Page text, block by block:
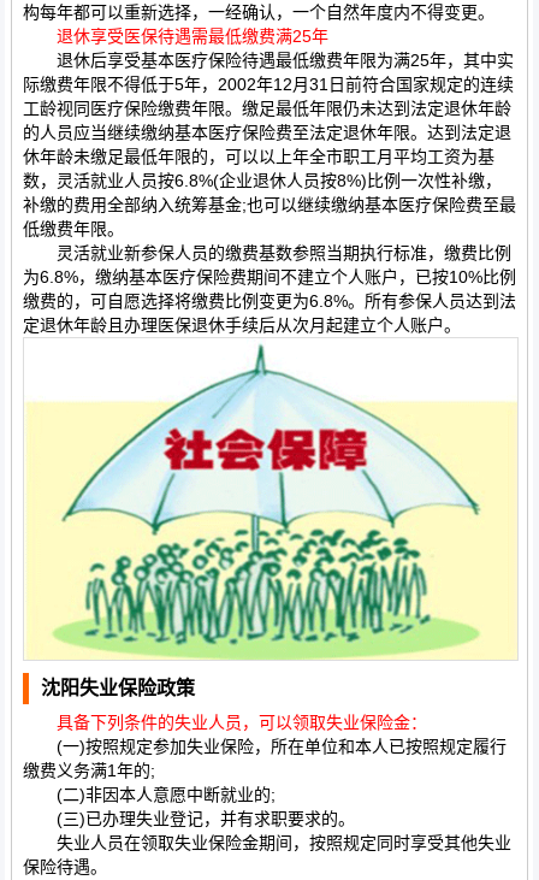
构每年都可以重新选择，一经确认，一个自然年度内不得变更。
退休享受医保待遇需最低缴费满25年
退休后享受基本医疗保险待遇最低缴费年限为满25年，其中实
际缴费年限不得低于5年，2002年12月31日前符合国家规定的连续
工龄视同医疗保险缴费年限。缴足最低年限仍未达到法定退休年龄
的人员应当继续缴纳基本医疗保险费至法定退休年限。达到法定退
休年龄未缴足最低年限的，可以以上年全市职工月平均工资为基
数，灵活就业人员按6.8%(企业退休人员按8%)比例一次性补缴，
补缴的费用全部纳入统筹基金;也可以继续缴纳基本医疗保险费至最
低缴费年限。
灵活就业新参保人员的缴费基数参照当期执行标准，缴费比例
为6.8%，缴纳基本医疗保险费期间不建立个人账户，已按10%比例
缴费的，可自愿选择将缴费比例变更为6.8%。所有参保人员达到法
定退休年龄且办理医保退休手续后从次月起建立个人账户。
沈阳失业保险政策
具备下列条件的失业人员，可以领取失业保险金：
(一)按照规定参加失业保险，所在单位和本人已按照规定履行
缴费义务满1年的;
(二)非因本人意愿中断就业的;
(三)已办理失业登记，并有求职要求的。
失业人员在领取失业保险金期间，按照规定同时享受其他失业
保险待遇。